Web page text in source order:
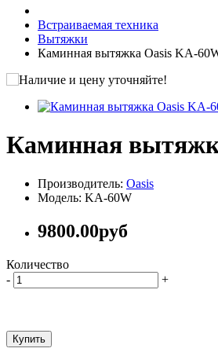
Встраиваемая техника
Вытяжки
Каминная вытяжка Oasis KA-
Каминная
Производитель: Oasis
Модель: KA-60W
9800.00руб
Количество
-
+
Купить